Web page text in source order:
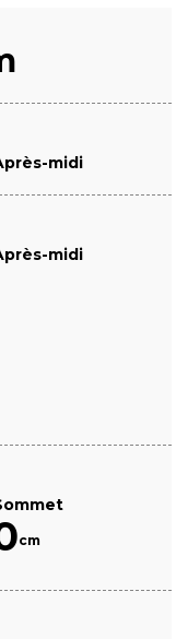
midi
midi
cm